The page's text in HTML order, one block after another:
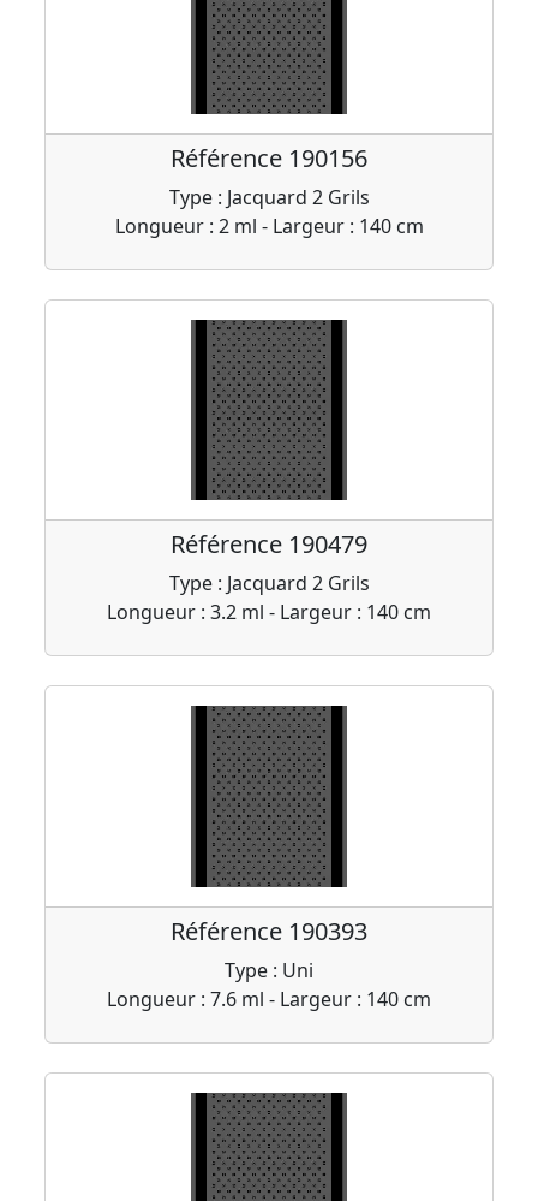
Référence 190156
Type : Jacquard 2 Grils
Longueur : 2 ml - Largeur : 140 cm
Référence 190479
Type : Jacquard 2 Grils
Longueur : 3.2 ml - Largeur : 140 cm
Référence 190393
Type : Uni
Longueur : 7.6 ml - Largeur : 140 cm